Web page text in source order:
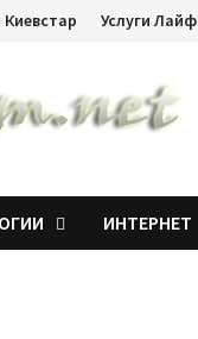
Киевстар Услуги Лайф
ИНТЕРНЕТ